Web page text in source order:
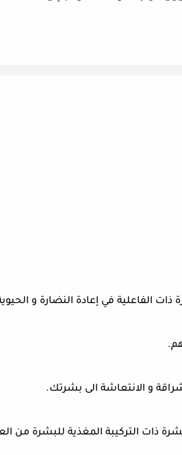
الفاعلية في إعادة النضارة و
و الانتعاشة الى بشرتك.
ذات التركيبة المغذية للبشرة من